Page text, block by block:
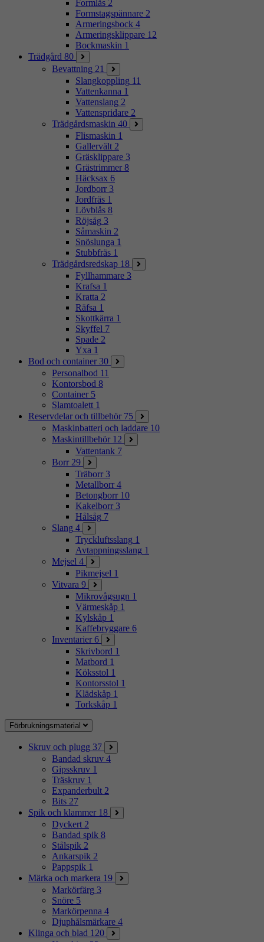
Formlås 2
Formstagspännare 2
Armeringsbock 4
Armeringsklippare 12
Bockmaskin 1
Trädgård 80
Bevattning 21
Slangkoppling 11
Vattenkanna 1
Vattenslang 2
Vattenspridare 2
Trädgårdsmaskin 40
Flismaskin 1
Gallervält 2
Gräsklippare 3
Grästrimmer 8
Häcksax 6
Jordborr 3
Jordfräs 1
Lövblås 8
Röjsåg 3
Såmaskin 2
Snöslunga 1
Stubbfräs 1
Trädgårdsredskap 18
Fyllhammare 3
Krafsa 1
Kratta 2
Räfsa 1
Skottkärra 1
Skyffel 7
Spade 2
Yxa 1
Bod och container 30
Personalbod 11
Kontorsbod 8
Container 5
Slamtoalett 1
Reservdelar och tillbehör 75
Maskinbatteri och laddare 10
Maskintillbehör 12
Vattentank 7
Borr 29
Träborr 3
Metallborr 4
Betongborr 10
Kakelborr 3
Hålsåg 7
Slang 4
Tryckluftsslang 1
Avtappningsslang 1
Mejsel 4
Pikmejsel 1
Vitvara 9
Mikrovågsugn 1
Värmeskåp 1
Kylskåp 1
Kaffebryggare 6
Inventarier 6
Skrivbord 1
Matbord 1
Köksstol 1
Kontorsstol 1
Klädskåp 1
Torkskåp 1
Förbrukningsmaterial
Skruv och plugg 37
Bandad skruv 4
Gipsskruv 1
Träskruv 1
Expanderbult 2
Bits 27
Spik och klammer 18
Dyckert 2
Bandad spik 8
Stålspik 2
Ankarspik 2
Pappspik 1
Märka och markera 19
Markörfärg 3
Snöre 5
Markörpenna 4
Djuphålsmärkare 4
Klinga och blad 120